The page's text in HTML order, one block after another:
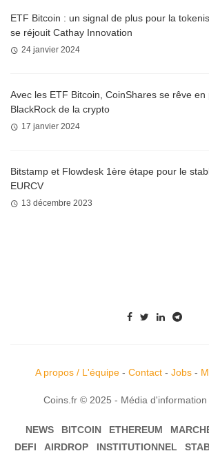
ETF Bitcoin : un signal de plus pour la
se réjouit Cathay Innovation
24 janvier 2024
Avec les ETF Bitcoin, CoinShares se rêve en
BlackRock de la crypto
17 janvier 2024
Bitstamp et Flowdesk 1ère étape pour le
EURCV
13 décembre 2023
A propos / L'équipe- Contact- Jobs-
Coins.fr © 2025 - Média
NEWS BITCOIN ETHEREUM
DEFI
AIRDROP INSTITUTIONNEL